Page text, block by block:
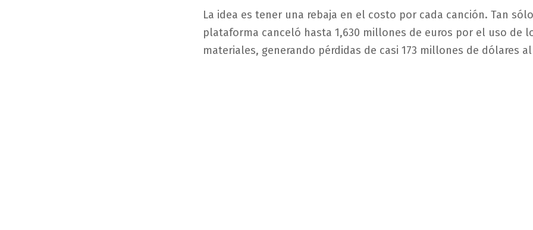
La idea es tener una rebaja en el costo por cada canción. Tan
plataforma canceló hasta 1,630 millones de euros por el uso de
materiales, generando pérdidas de casi 173 millones de dólares